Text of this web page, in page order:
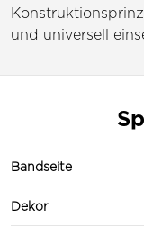
und universell
Bandseite
Dekor